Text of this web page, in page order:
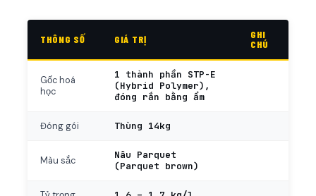
THÔNG SỐ GIÁ TRỊ
GHI
CHÚ
Gốc hoá
học
1 thành phần STP-E
(Hybrid Polymer),
đóng rắn bằng ẩm
Đóng gói Thùng 14kg
Màu sắc
Nâu Parquet
(Parquet brown)